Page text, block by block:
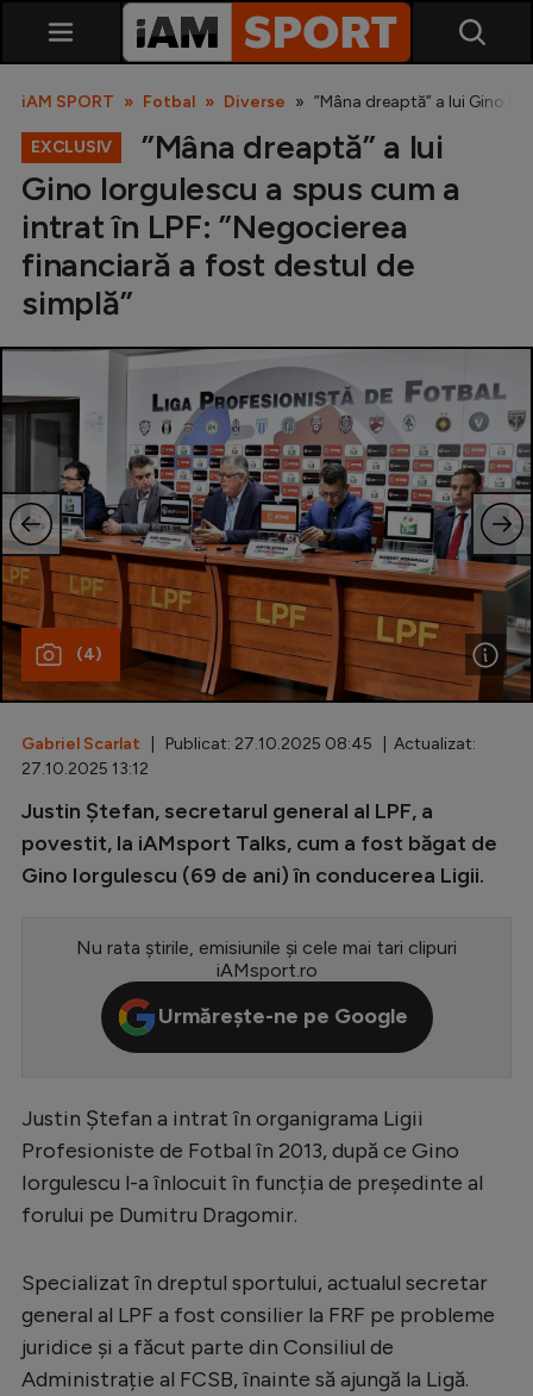
Liga 2
Cupa României
Echipa Națională
U21
Fotbal feminin
Special
Diverse
Inedit
Clasamente
Champions League
Europa League
CM 2026
Premier League
LaLiga
Bundesliga
Ligue 1
Campionate
Starurile fotbalului
EURO 2024
Stranieri
iAM SPORT Fotbal Diverse ”Mâna dreaptă” a lui Gino
EXCLUSIV
”Mâna dreaptă” a lui
Gino Iorgulescu a spus cum a
intrat în LPF: ”Negocierea
financiară a fost destul de
simplă”
(4)
Gabriel Scarlat | Publicat: 27.10.2025 08:45 | Actualizat:
27.10.2025 13:12
Justin Ștefan, secretarul general al LPF, a
povestit, la iAMsport Talks, cum a fost băgat de
Gino Iorgulescu (69 de ani) în conducerea Ligii.
Nu rata știrile, emisiunile și cele mai tari clipuri
iAMsport.ro
Urmărește-ne pe Google
Justin Ștefan a intrat în organigrama Ligii
Profesioniste de Fotbal în 2013, după ce Gino
Iorgulescu l-a înlocuit în funcția de președinte al
forului pe Dumitru Dragomir.
Specializat în dreptul sportului, actualul secretar
general al LPF a fost consilier la FRF pe probleme
juridice și a făcut parte din Consiliul de
Administrație al FCSB, înainte să ajungă la Ligă.